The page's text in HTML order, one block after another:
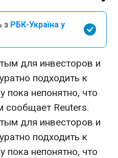
з РБК-Україна у
для инвесторов и
подходить к
пока непонятно, что
сообщает Reuters.
для инвесторов и
подходить к
пока непонятно, что